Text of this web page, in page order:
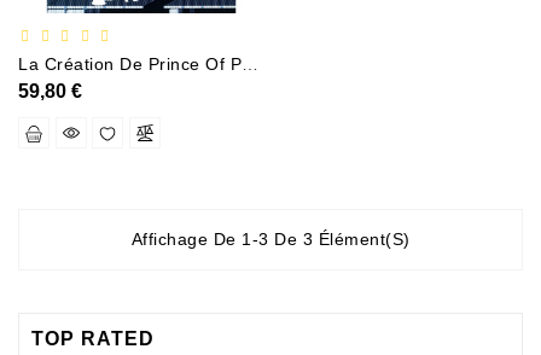
Thriller
Religion
Ésotérisme
59,80 €
Affichage De 1-3 De 3 Élément(s)
TOP RATED